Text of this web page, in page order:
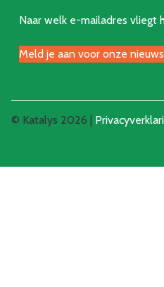
Naar welk e-mailadres vliegt
Meld je aan voor onze
© Katalys 2026 |